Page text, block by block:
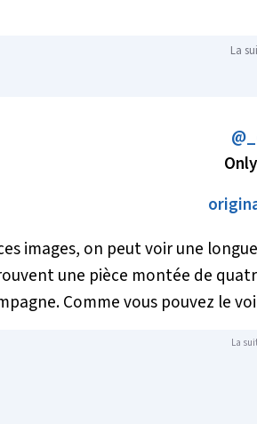
La
images, on peut voir une
une pièce montée de
Comme vous pouvez le
La